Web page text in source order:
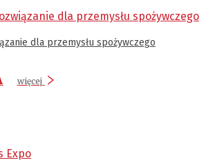
dla przemysłu spożywczego
więcej